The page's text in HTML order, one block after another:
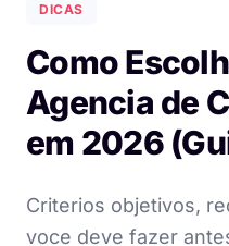
DICAS
Como
Agencia de
em 2026
Criterios objetivos,
voce deve fazer